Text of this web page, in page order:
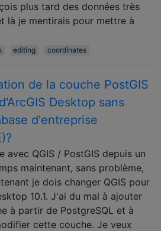
plus tard des données très
là je mentirais pour mettre à
editing coordinates
de la couche PostGIS
Desktop sans
d'entreprise
avec QGIS / PostGIS depuis un
maintenant, sans problème,
je dois changer QGIS pour
10.1. J'ai du mal à ajouter
à partir de PostgreSQL et à
cette couche. Je veux